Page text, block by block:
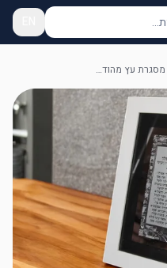
תמונת הדלקת נרות | מסגרת עץ מהודרת לבן 29*24 ס”מ